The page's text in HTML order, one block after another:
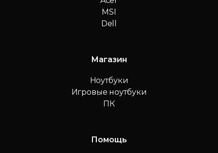
MSI
Dell
Магазин
Ноутбуки
Игровые ноутбуки
ПК
Помощь